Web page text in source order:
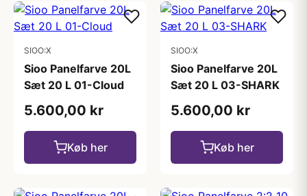
SIOO:X
Sioo Panelfarve 20L
Sæt 20 L 01-Cloud
5.600,00 kr
Køb her
SIOO:X
Sioo Panelfarve 20L
Sæt 20 L 03-SHARK
5.600,00 kr
Køb her